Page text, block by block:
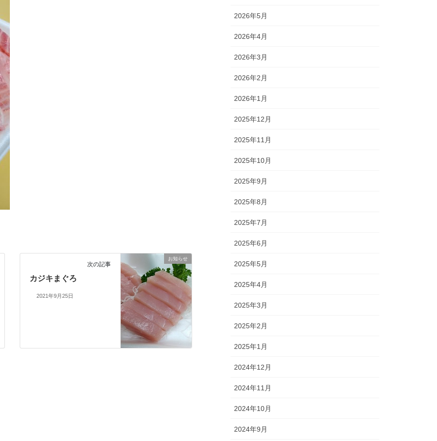
お知らせ
次の記事
カジキまぐろ
2021年9月25日
2026年5月
2026年4月
2026年3月
2026年2月
2026年1月
2025年12月
2025年11月
2025年10月
2025年9月
2025年8月
2025年7月
2025年6月
2025年5月
2025年4月
2025年3月
2025年2月
2025年1月
2024年12月
2024年11月
2024年10月
2024年9月